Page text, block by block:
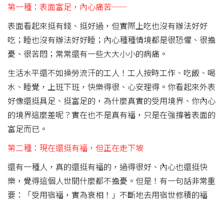
第一種：表面富足，內心痛苦——
表面看起來挺有錢、挺好過，但實際上吃也沒有辦法好好
吃；睡也沒有辦法好好睡；內心種種情境都是很恐懼、很擔
憂、很苦悶；常常還有一些大大小小的病痛。
生活水平還不如操勞流汗的工人！工人按時工作、吃飯、喝
水、睡覺，上班下班，快樂得很、心安理得。你看起來外表
好像還挺具足、挺富足的，為什麼真實的受用境界、你內心
的境界這麼差呢？實在也不是真有福，只是在強撐著表面的
富足而已。
第二種：現在還挺有福，但正在走下坡
還有一種人，真的還挺有福的，過得很好、內心也還挺快
樂，覺得這個人世間什麼都不擔憂。但是！有一句話非常重
要：「受用宿福，實為衰相！」不斷地去用宿世修積的福